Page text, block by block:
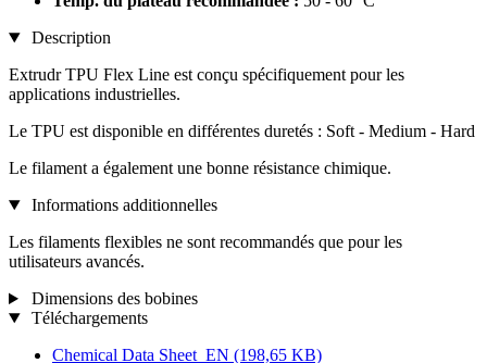
Description
Extrudr TPU Flex Line est conçu spécifiquement pour les
applications industrielles.
Le TPU est disponible en différentes duretés : Soft - Medium - Hard
Le filament a également une bonne résistance chimique.
Informations additionnelles
Les filaments flexibles ne sont recommandés que pour les
utilisateurs avancés.
Dimensions des bobines
Téléchargements
Chemical Data Sheet_EN (198,65 KB)